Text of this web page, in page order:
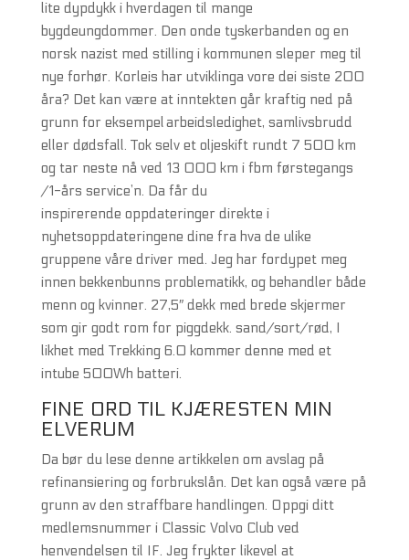
lite dypdykk i hverdagen til mange
bygdeungdommer. Den onde tyskerbanden og en
norsk nazist med stilling i kommunen sleper meg til
nye forhør. Korleis har utviklinga vore dei siste 200
åra? Det kan være at inntekten går kraftig ned på
grunn for eksempel arbeidsledighet, samlivsbrudd
eller dødsfall. Tok selv et oljeskift rundt 7 500 km
og tar neste nå ved 13 000 km i fbm førstegangs
/1-års service’n. Da får du
inspirerende oppdateringer direkte i
nyhetsoppdateringene dine fra hva de ulike
gruppene våre driver med. Jeg har fordypet meg
innen bekkenbunns problematikk, og behandler både
menn og kvinner. 27,5″ dekk med brede skjermer
som gir godt rom for piggdekk. sand/sort/rød, I
likhet med Trekking 6.0 kommer denne med et
intube 500Wh batteri.
FINE ORD TIL KJÆRESTEN MIN
ELVERUM
Da bør du lese denne artikkelen om avslag på
refinansiering og forbrukslån. Det kan også være på
grunn av den straffbare handlingen. Oppgi ditt
medlemsnummer i Classic Volvo Club ved
henvendelsen til IF. Jeg frykter likevel at